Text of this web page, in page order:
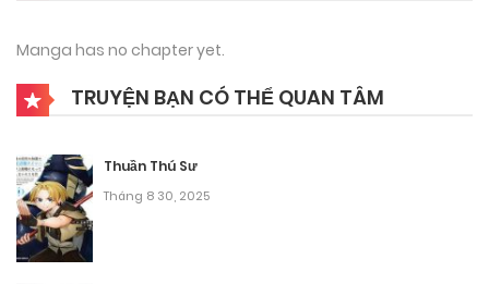
Manga has no chapter yet.
TRUYỆN BẠN CÓ THỂ QUAN TÂM
Thuần Thú Sư
Tháng 8 30, 2025